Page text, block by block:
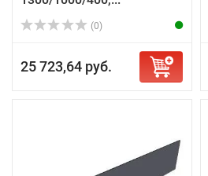
(0)
25 723,64 руб.